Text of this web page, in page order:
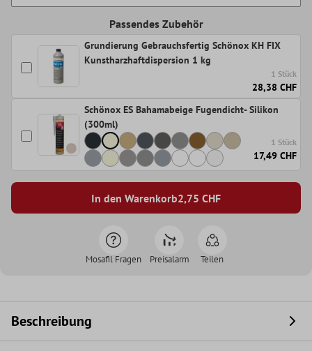
Passendes Zubehör
Grundierung Gebrauchsfertig Schönox KH FIX
Kunstharzhaftdispersion 1 kg
1 Stück
28,38 CHF
Schönox ES Bahamabeige Fugendicht- Silikon
(300ml)
1 Stück
17,49 CHF
In den Warenkorb2,75 CHF
Mosafil Fragen Preisalarm Teilen
Beschreibung